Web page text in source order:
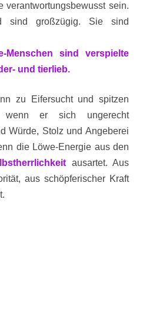
verantwortungsbewusst sein.
sind großzügig. Sie sind
Menschen sind verspielte
und tierlieb.
zu Eifersucht und spitzen
wenn er sich ungerecht
Würde, Stolz und Angeberei
die Löwe-Energie aus den
ausartet. Aus
aus schöpferischer Kraft